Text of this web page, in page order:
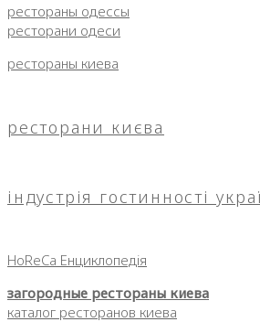
рестораны одессы
ресторани одеси
рестораны киева
ресторани києва
індустрія гостинності
HoReCa Енциклопедія
загородные рестораны киева
каталог ресторанов киева